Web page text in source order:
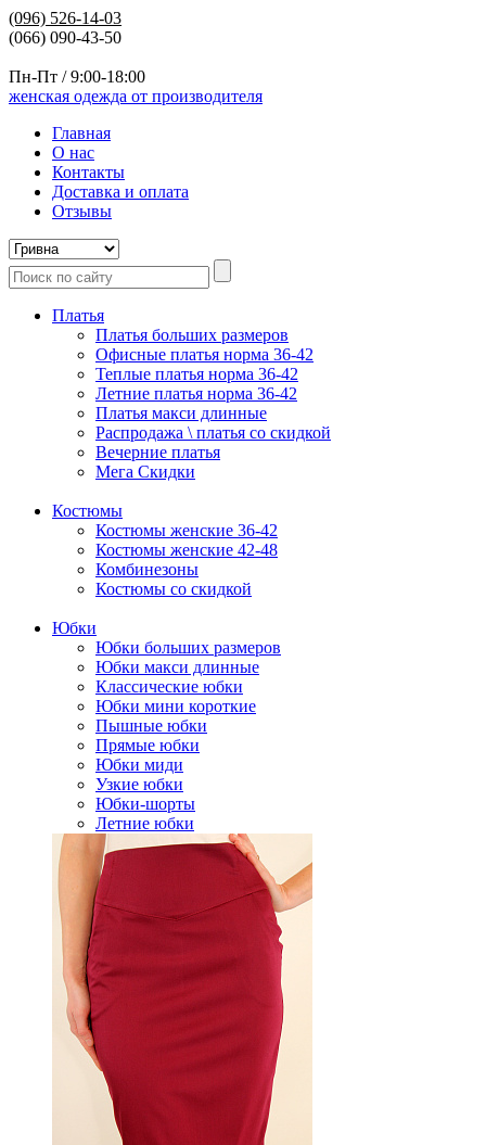
(096) 526-14-03
(066) 090-43-50
Пн-Пт / 9:00-18:00
женская одежда от производителя
Главная
О нас
Контакты
Доставка и оплата
Отзывы
Платья
Платья больших размеров
Офисные платья норма 36-42
Теплые платья норма 36-42
Летние платья норма 36-42
Платья макси длинные
Распродажа \ платья со скидкой
Вечерние платья
Мега Скидки
Костюмы
Костюмы женские 36-42
Костюмы женские 42-48
Комбинезоны
Костюмы со скидкой
Юбки
Юбки больших размеров
Юбки макси длинные
Классические юбки
Юбки мини короткие
Пышные юбки
Прямые юбки
Юбки миди
Узкие юбки
Юбки-шорты
Летние юбки